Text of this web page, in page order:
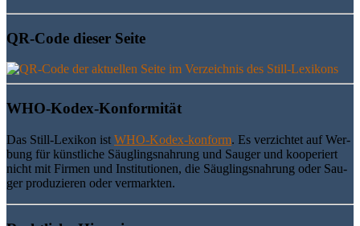
QR-Code die­ser Seite
WHO-Kodex-Kon­for­mi­tät
Das Still-Lexi­kon ist WHO-Kodex-kon­form. Es ver­zich­tet auf Wer­
bung für künst­li­che Säug­lings­nah­rung und Sau­ger und koope­riert
nicht mit Fir­men und Insti­tu­tio­nen, die Säug­lings­nah­rung oder Sau­
ger pro­du­zie­ren oder vermarkten.